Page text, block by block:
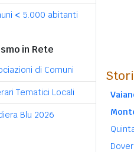
< 5.000 abitanti
in Rete
di Comuni
Tematici Locali
Blu 2026